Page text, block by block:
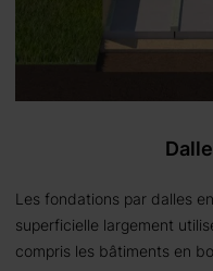
Les fondations par dalles
superficielle largement
compris les bâtiments en